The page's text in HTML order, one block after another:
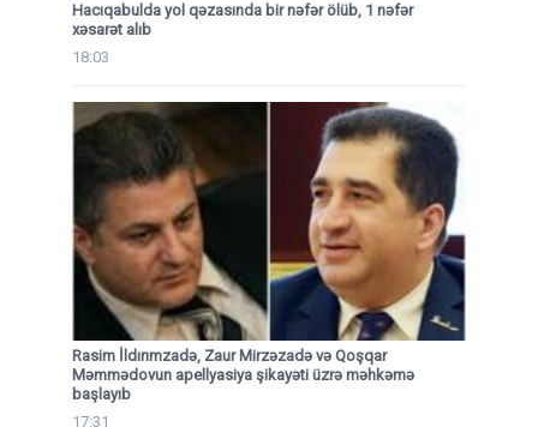
Hacıqabulda yol qəzasında bir nəfər ölüb, 1 nəfər
xəsarət alıb
18:03
Rasim İldırımzadə, Zaur Mirzəzadə və Qoşqar
Məmmədovun apellyasiya şikayəti üzrə məhkəmə
başlayıb
17:31